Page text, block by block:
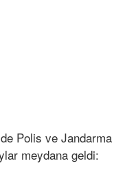
Polis ve
meydana geldi: